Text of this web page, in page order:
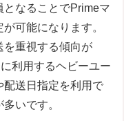
なることでPrimeマ
可能になります。
を重視する傾向が
利用するヘビーユー
配送日指定を利用で
いです。